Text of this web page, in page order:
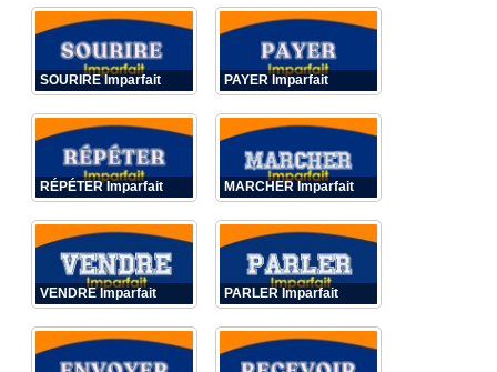
SOURIRE Imparfait PAYER Imparfait
RÉPÉTER Imparfait MARCHER Imparfait
VENDRE Imparfait PARLER Imparfait